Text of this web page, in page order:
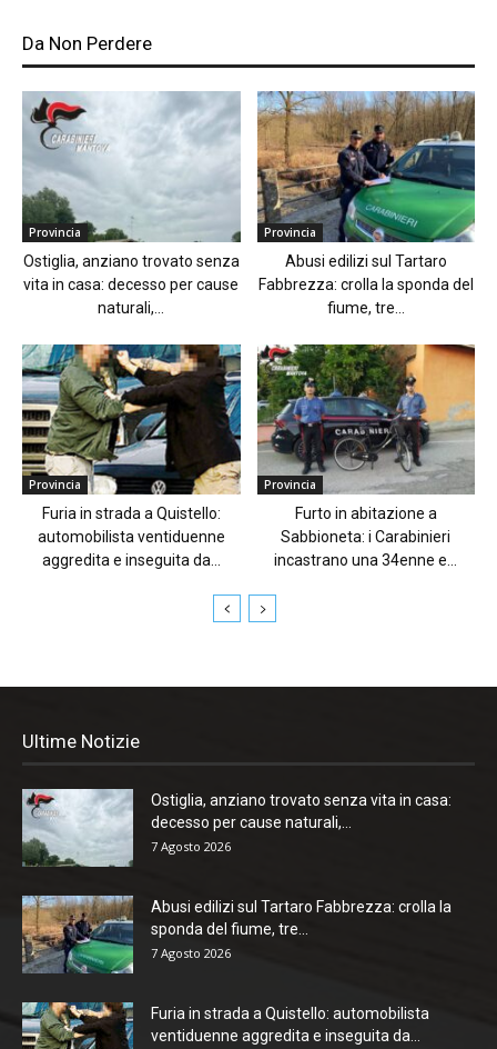
Da Non Perdere
Provincia
Ostiglia, anziano trovato senza
vita in casa: decesso per cause
naturali,...
Provincia
Abusi edilizi sul Tartaro
Fabbrezza: crolla la sponda del
fiume, tre...
Provincia
Furia in strada a Quistello:
automobilista ventiduenne
aggredita e inseguita da...
Provincia
Furto in abitazione a
Sabbioneta: i Carabinieri
incastrano una 34enne e...
Ultime Notizie
Ostiglia, anziano trovato senza vita in casa:
decesso per cause naturali,...
7 Agosto 2026
Abusi edilizi sul Tartaro Fabbrezza: crolla la
sponda del fiume, tre...
7 Agosto 2026
Furia in strada a Quistello: automobilista
ventiduenne aggredita e inseguita da...